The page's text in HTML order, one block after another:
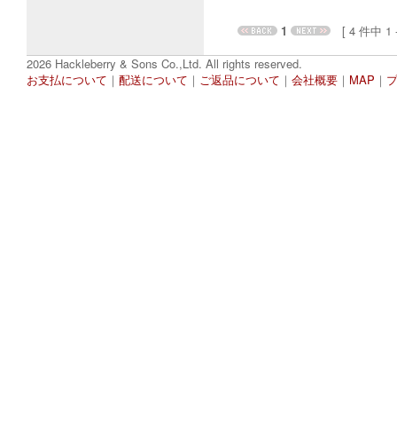
1
[ 4 件中 1
2026 Hackleberry & Sons Co.,Ltd. All rights reserved.
お支払について ｜ 配送について ｜ ご返品について ｜ 会社概要 ｜ MAP ｜